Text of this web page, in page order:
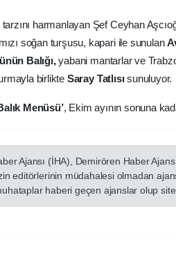
harmanlayan Şef Ceyhan
soğan turşusu, kapari ile sunulan
Balığı,yabani mantarlar ve
birlikte Saray Tatlısısunuluyor.
Menüsü’, Ekim ayının sonuna
Ajansı (İHA), Demirören Haber
editörlerinin müdahalesi olmadan
haberi geçen ajanslar olup